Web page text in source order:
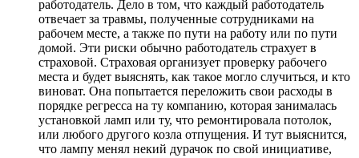
работодатель. Дело в том, что каждый работодатель
отвечает за травмы, полученные сотрудниками на
рабочем месте, а также по пути на работу или по пути
домой. Эти риски обычно работодатель страхует в
страховой. Страховая организует проверку рабочего
места и будет выяснять, как такое могло случиться, и кто
виноват. Она попытается переложить свои расходы в
порядке регресса на ту компанию, которая занималась
установкой ламп или ту, что ремонтировала потолок,
или любого другого козла отпущения. И тут выяснится,
что лампу менял некий дурачок по свой инициативе,